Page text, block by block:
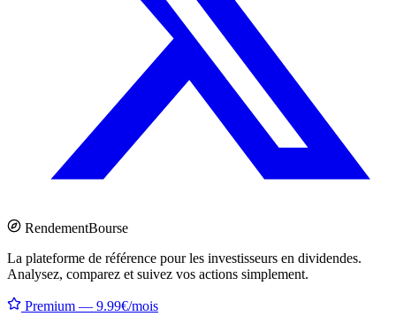
RendementBourse
La plateforme de référence pour les investisseurs en dividendes.
Analysez, comparez et suivez vos actions simplement.
Premium — 9.99€/mois